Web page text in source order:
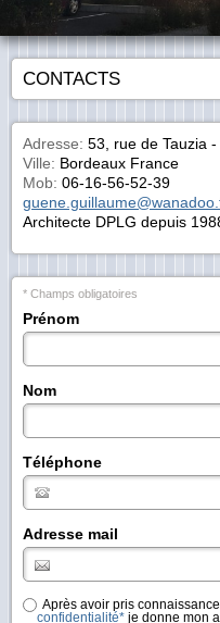
CONTACTS
Adresse: 53, rue de Tauzia
Ville: Bordeaux France
Mob: 06-16-56-52-39
Architecte DPLG depuis
* Champs obligatoires
Prénom
Nom
Téléphone
Adresse mail
Après avoir pris
confidentialité* je donne mon